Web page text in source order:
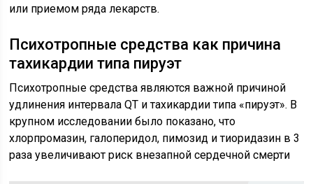
или приемом ряда лекарств.
Психотропные средства как причина
тахикардии типа пируэт
Психотропные средства являются важной причиной
удлинения интервала QT и тахикардии типа «пируэт». В
крупном исследовании было показано, что
хлорпромазин, галоперидол, пимозид и тиоридазин в 3
раза увеличивают риск внезапной сердечной смерти